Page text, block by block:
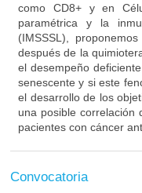
como CD8+ y en
paramétrica y la
(IMSSSL),
después de la
el desempeño
senescente y si este
el desarrollo de los
una posible correlación
pacientes con cáncer
Convocatoria